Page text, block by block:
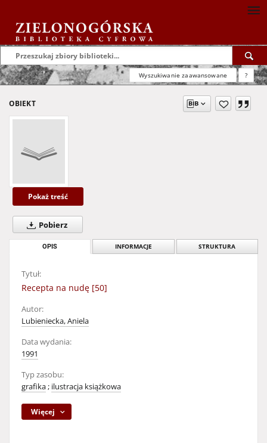
Wyszukiwanie zaawansowane ?
OBIEKT
Pokaż treść
Pobierz
OPIS INFORMACJE STRUKTURA
Tytuł:
Recepta na nudę [50]
Autor:
Lubieniecka, Aniela
Data wydania:
1991
Typ zasobu:
grafika; ilustracja książkowa
Więcej